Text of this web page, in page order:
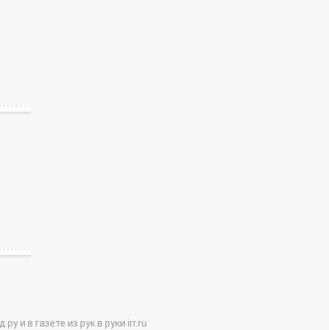
и в газете из рук в руки irr.ru